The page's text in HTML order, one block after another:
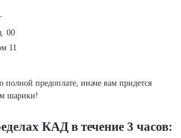
00
11
полной предоплате, иначе вам придется
шарики!
КАД в течение 3 часов: